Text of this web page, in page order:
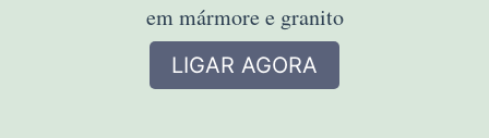
em mármore e granito
LIGAR AGORA